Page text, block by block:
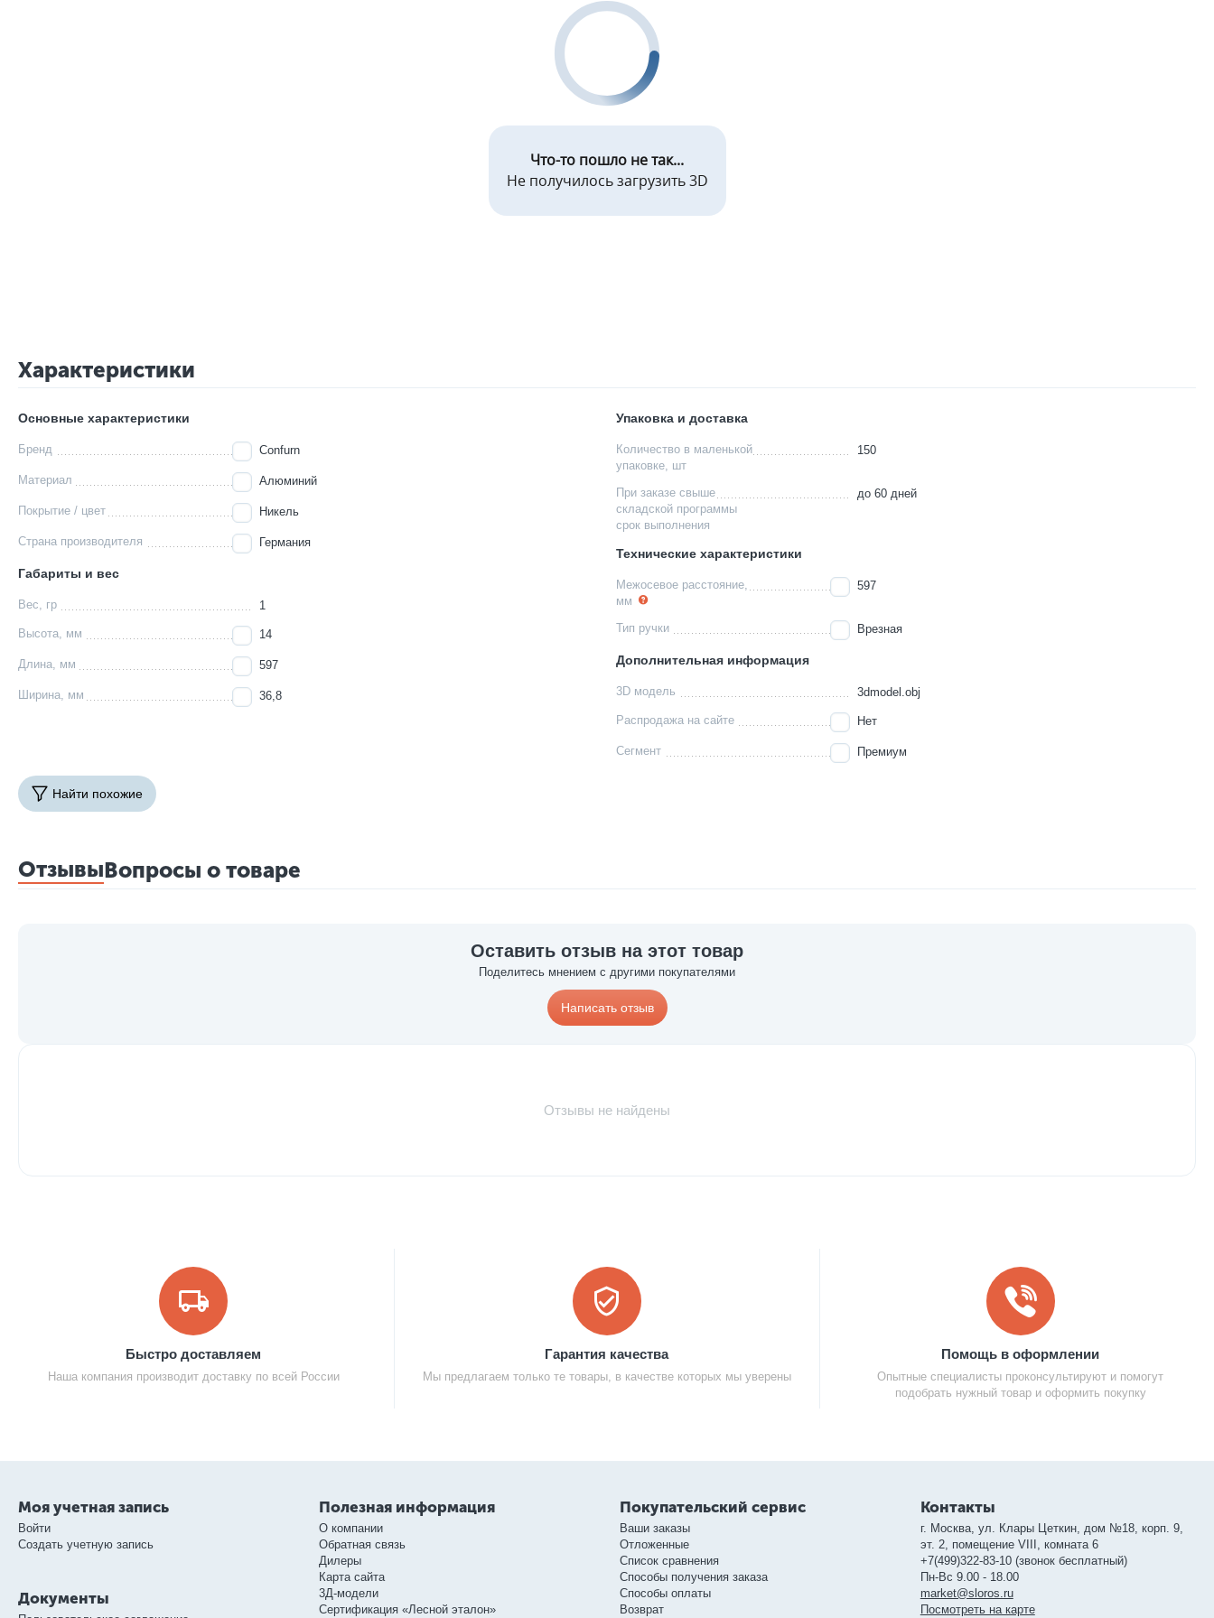
Что-то пошло не так...
Не получилось загрузить 3D
Характеристики
Основные характеристики
Бренд Confurn
Материал Алюминий
Покрытие / цвет Никель
Страна производителя Германия
Габариты и вес
Вес, гр 1
Высота, мм 14
Длина, мм 597
Ширина, мм 36,8
Упаковка и доставка
Количество в маленькой
упаковке, шт
150
При заказе свыше
складской программы
срок выполнения
до 60 дней
Технические характеристики
Межосевое расстояние,
мм
597
Тип ручки Врезная
Дополнительная информация
3D модель 3dmodel.obj
Распродажа на сайте Нет
Сегмент Премиум
Найти похожие
ОтзывыВопросы о товаре
Оставить отзыв на этот товар
Поделитесь мнением с другими покупателями
Написать отзыв
Отзывы не найдены
Быстро доставляем
Наша компания производит доставку по всей России
Гарантия качества
Мы предлагаем только те товары, в качестве которых мы уверены
Помощь в оформлении
Опытные специалисты проконсультируют и помогут
подобрать нужный товар и оформить покупку
Моя учетная запись
Войти
Создать учетную запись
Документы
Полезная информация
О компании
Обратная связь
Дилеры
Карта сайта
3Д-модели
Сертификация «Лесной эталон»
Покупательский сервис
Ваши заказы
Отложенные
Список сравнения
Способы получения заказа
Способы оплаты
Возврат
Контакты
г. Москва, ул. Клары Цеткин, дом №18, корп. 9,
эт. 2, помещение VIII, комната 6
+7(499)322-83-10 (звонок бесплатный)
Пн-Вс 9.00 - 18.00
market@sloros.ru
Посмотреть на карте